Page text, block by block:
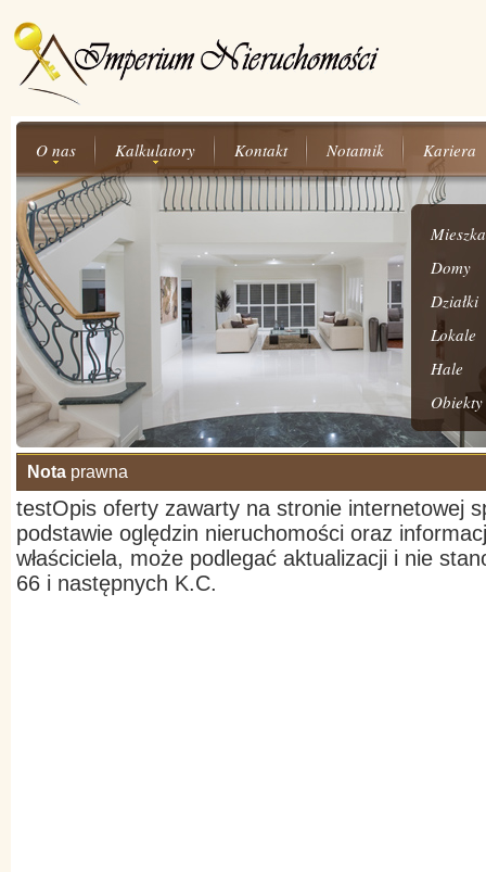
O nas Kalkulatory Kontakt Notatnik Kariera
Domy
Działki
Lokale
Hale
Obiekty
Nota prawna
testOpis oferty zawarty na stronie internetowej
podstawie oględzin nieruchomości oraz
właściciela, może podlegać aktualizacji i nie
66 i następnych K.C.